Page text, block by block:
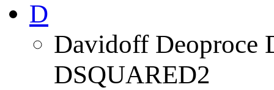
D
Davidoff Deoproce
DSQUARED2